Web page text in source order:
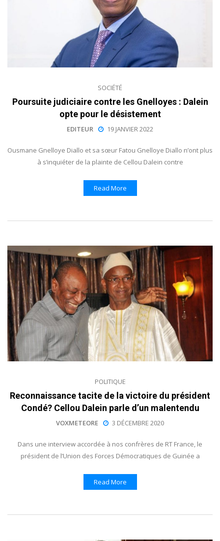
SOCIÉTÉ
Poursuite judiciaire contre les Gnelloyes : Dalein
opte pour le désistement
EDITEUR 19 JANVIER 2022
Ousmane Gnelloye Diallo et sa sœur Fatou Gnelloye Diallo n’ont plus
à s’inquiéter de la plainte de Cellou Dalein contre
Read More
POLITIQUE
Reconnaissance tacite de la victoire du président
Condé? Cellou Dalein parle d’un malentendu
VOXMETEORE 3 DÉCEMBRE 2020
Dans une interview accordée à nos confrères de RT France, le
président de l’Union des Forces Démocratiques de Guinée a
Read More